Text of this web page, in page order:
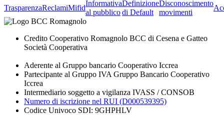
TrasparenzaReclamiMifid
Informativa
al pubblico
Definizione
di Default
Disconoscimento
movimenti
Credito Cooperativo Romagnolo BCC di Cesena e Gatteo
Società Cooperativa
Aderente al Gruppo bancario Cooperativo Iccrea
Partecipante al Gruppo IVA Gruppo Bancario Cooperativo
Iccrea
Intermediario soggetto a vigilanza IVASS / CONSOB
Numero di iscrizione nel RUI (D000539395)
Codice Univoco SDI: 9GHPHLV